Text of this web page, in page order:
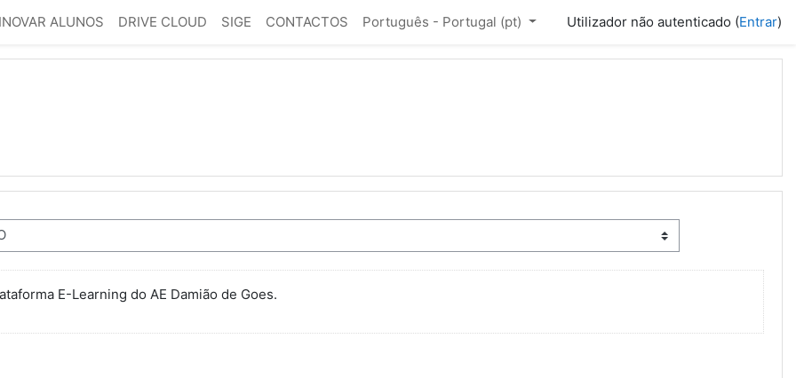
ALUNOS DRIVE CLOUD SIGE CONTACTOS Português - Portugal ‎(pt)‎ Utilizador não autenticado (Entrar)
E-Learning do AE Damião de Goes.